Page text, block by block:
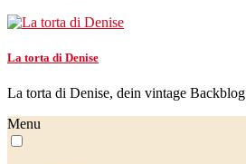
La torta di Denise
La torta di Denise, dein vintage Backblog
Menu